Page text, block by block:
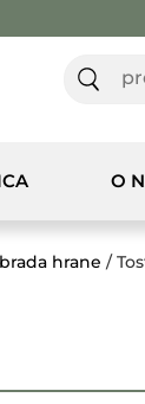
O
hrane /